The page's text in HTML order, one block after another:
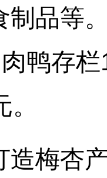
制品等
鸭存
造梅杏